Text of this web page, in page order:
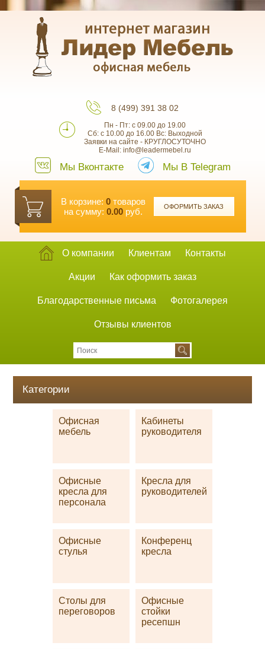
8 (499) 391 38 02
Пн - Пт: с 09.00 до 19.00
Сб: с 10.00 до 16.00 Вс: Выходной
Заявки на сайте - КРУГЛОСУТОЧНО
E-Mail: info@leadermebel.ru
Мы Вконтакте Мы В Telegram
В корзине: 0товаров
на сумму: 0.00 руб. ОФОРМИТЬ ЗАКАЗ
О компании Клиентам Контакты
Акции Как оформить заказ
Благодарственные письма Фотогалерея
Отзывы клиентов
Категории
Офисная
мебель
Кабинеты
руководителя
Офисные
кресла для
персонала
Кресла для
руководителей
Офисные
стулья
Конференц
кресла
Столы для
переговоров
Офисные
стойки
ресепшн